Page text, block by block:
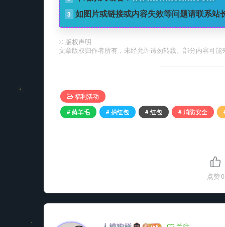
3 如图片或链接或内容失效等问题请联系站
© 版权声明
文章版权归作者所有，未经允许请勿转载。部分内容可
福利活动
# 薅羊毛
# 抽红包 # 红包 # 消防安全
点赞0